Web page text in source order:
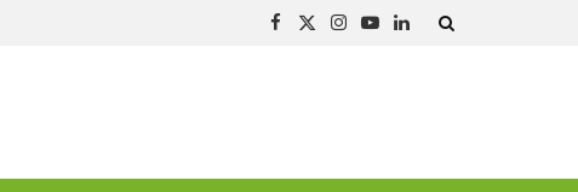
Facebook
X
Instagram
YouTubeLinkedIn